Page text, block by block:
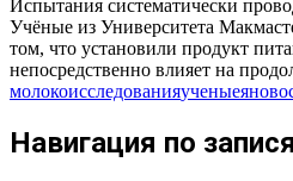
Испытания систематически
Учёные из Университета
том, что установили продукт
непосредственно влияет на
молокоисследованияученые
Навигация по